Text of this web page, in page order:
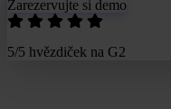
Zarezervujte si demo
5/5 hvězdiček na G2